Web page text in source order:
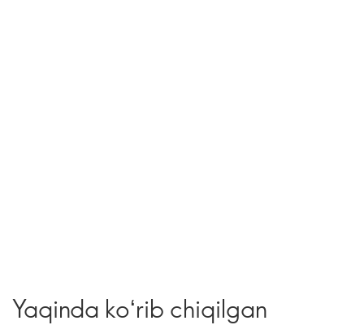
Yaqinda koʻrib chiqilgan